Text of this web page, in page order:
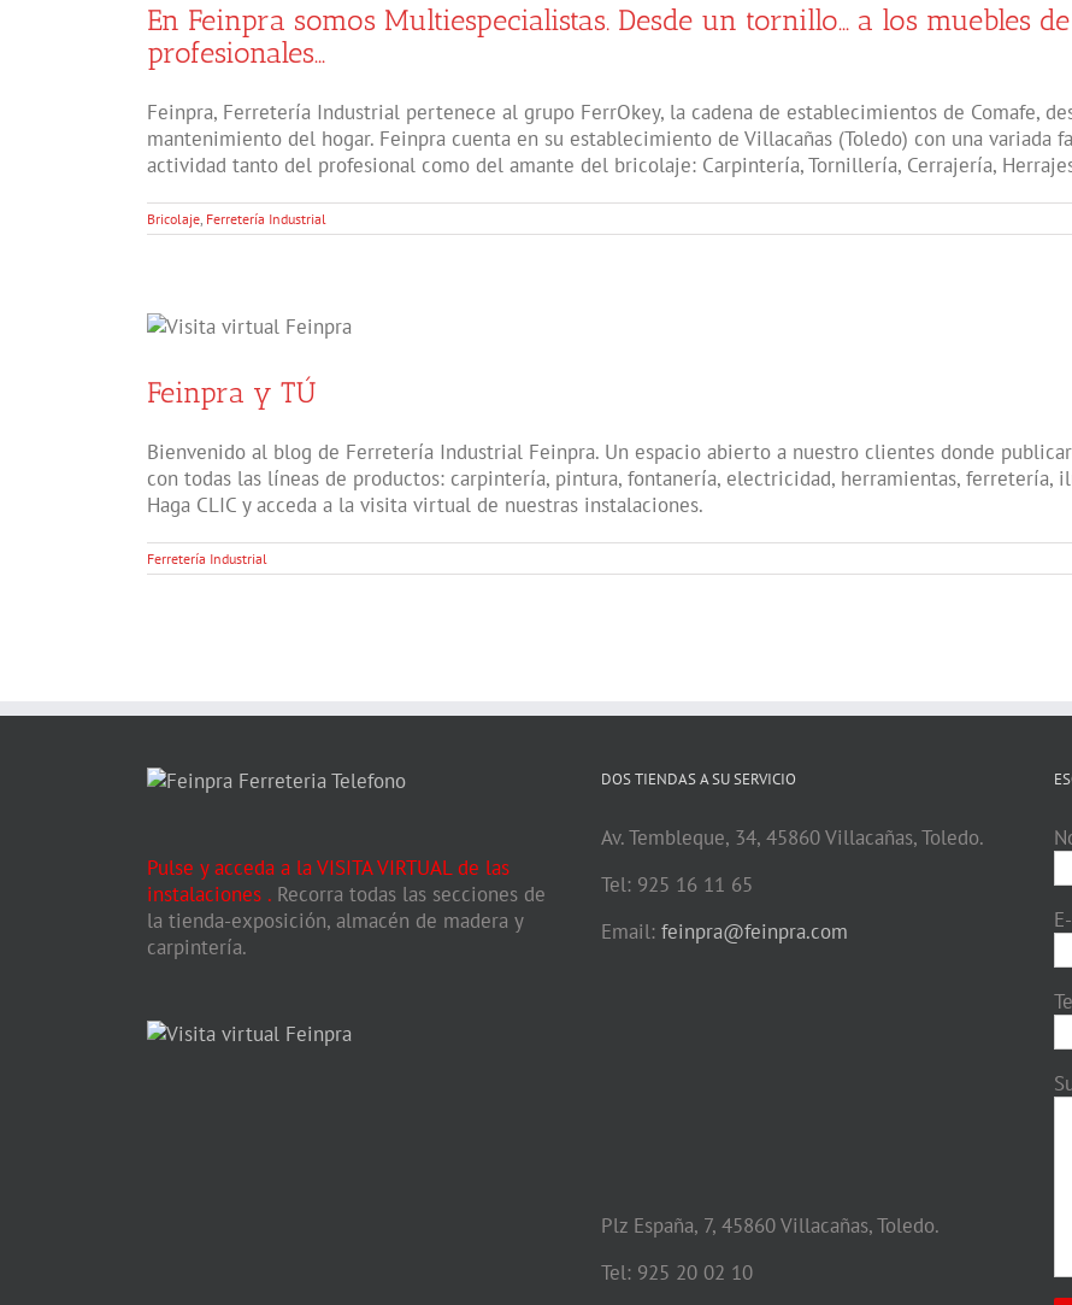
En Feinpra somos Multiespecialistas. Desde un tornillo… a los muebles
profesionales…
Feinpra, Ferretería Industrial pertenece al grupo FerrOkey, la cadena de establecimientos de Comafe,
mantenimiento del hogar. Feinpra cuenta en su establecimiento de Villacañas (Toledo) con una variada
actividad tanto del profesional como del amante del bricolaje: Carpintería, Tornillería, Cerrajería,
Bricolaje Ferretería Industrial
Feinpra y TÚ
Bienvenido al blog de Ferretería Industrial Feinpra. Un espacio abierto a nuestro clientes donde
con todas las líneas de productos: carpintería, pintura, fontanería, electricidad, herramientas, ferretería,
Haga CLIC y acceda a la visita virtual de nuestras instalaciones.
Ferretería Industrial
Pulse y acceda a la VISITA VIRTUAL de las
instalaciones . Recorra todas las secciones de
la tienda-exposición, almacén de madera y
carpintería.
DOS TIENDAS A SU SERVICIO
Av. Tembleque, 34, 45860 Villacañas, Toledo.
Tel: 925 16 11 65
Email: feinpra@feinpra.com
Plz España, 7, 45860 Villacañas, Toledo.
Tel: 925 20 02 10